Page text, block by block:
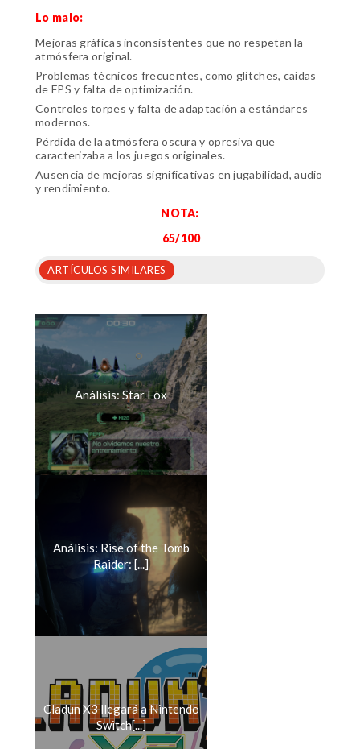
Lo malo:
Mejoras gráficas inconsistentes que no respetan la
atmósfera original.
Problemas técnicos frecuentes, como glitches, caídas
de FPS y falta de optimización.
Controles torpes y falta de adaptación a estándares
modernos.
Pérdida de la atmósfera oscura y opresiva que
caracterizaba a los juegos originales.
Ausencia de mejoras significativas en jugabilidad, audio
y rendimiento.
NOTA:
65/100
ARTÍCULOS SIMILARES
Análisis: Star Fox
Análisis: Rise of the Tomb
Raider: [...]
Cladun X3 llegará a Nintendo
Switch[...]